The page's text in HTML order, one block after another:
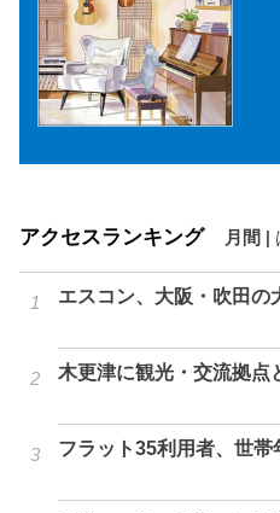
アクセスランキング 月間
エスコン、大阪・吹田の
木更津に観光・交流拠点
フラット35利用者、世帯